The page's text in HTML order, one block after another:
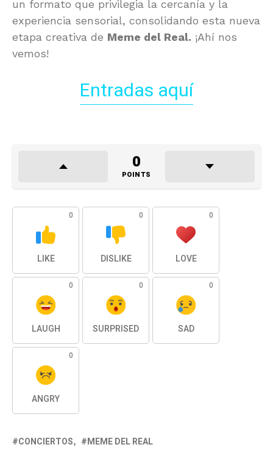
un formato que privilegia la cercanía y la
experiencia sensorial, consolidando esta nueva
etapa creativa de Meme del Real. ¡Ahí nos
vemos!
Entradas aquí
0
POINTS
0
LIKE
0
DISLIKE
0
LOVE
0
LAUGH
0
SURPRISED
0
SAD
0
ANGRY
CONCIERTOS MEME DEL REAL